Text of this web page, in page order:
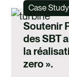
Case Study
Soutenir
des SBT
la
zero ».